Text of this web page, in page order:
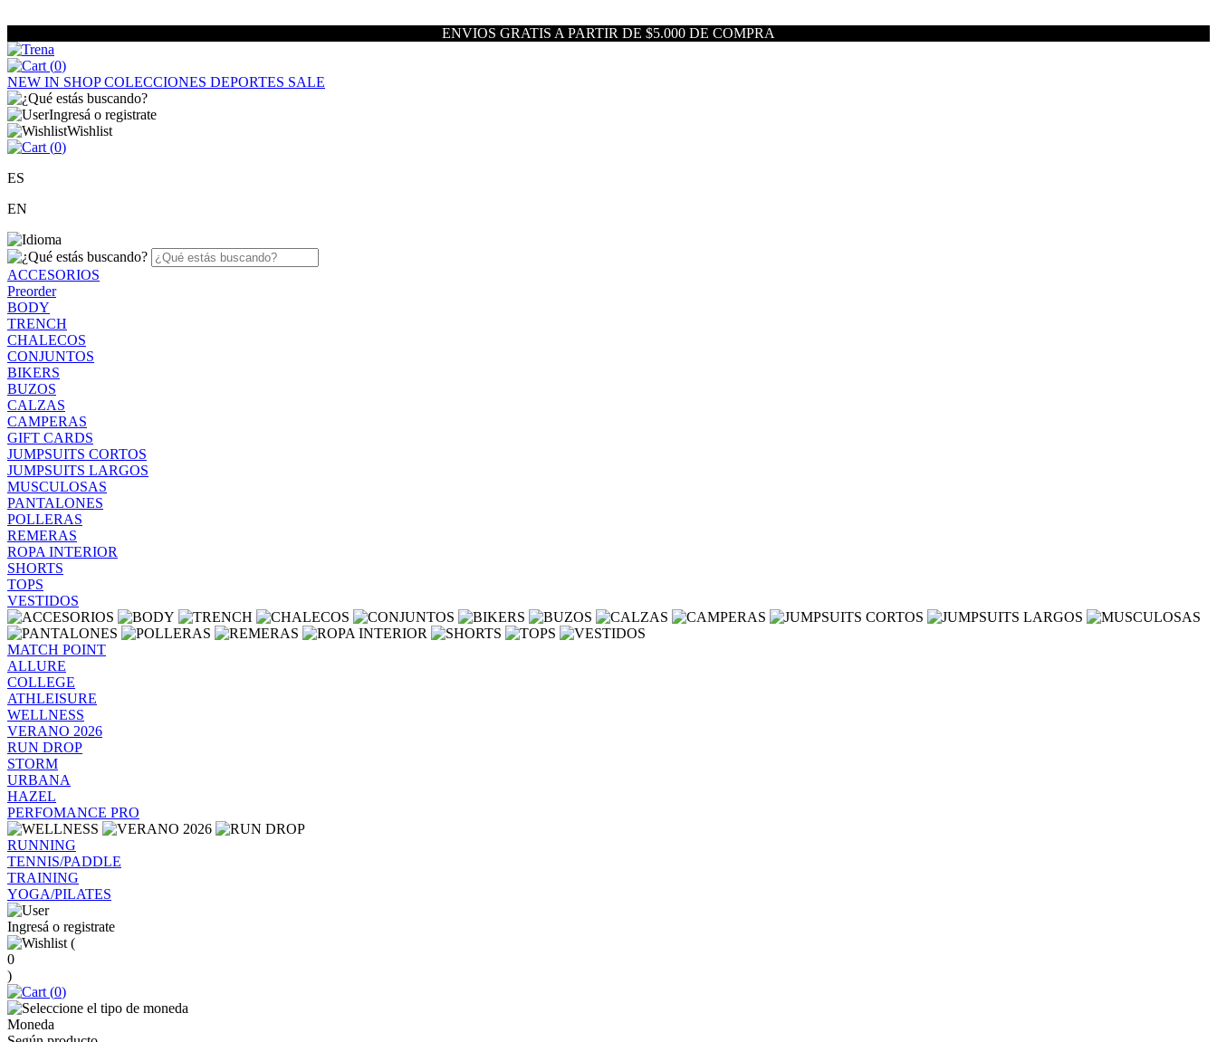
ENVIOS GRATIS A PARTIR DE $5.000 DE COMPRA
(0)
NEW IN SHOPCOLECCIONES DEPORTES SALE
Ingresá o registrate
Wishlist
(0)
ES
EN
ACCESORIOS
Preorder
BODY
TRENCH
CHALECOS
CONJUNTOS
BIKERS
BUZOS
CALZAS
CAMPERAS
GIFT CARDS
JUMPSUITS CORTOS
JUMPSUITS LARGOS
MUSCULOSAS
PANTALONES
POLLERAS
REMERAS
ROPA INTERIOR
SHORTS
TOPS
VESTIDOS
MATCH POINT
ALLURE
COLLEGE
ATHLEISURE
WELLNESS
VERANO 2026
RUN DROP
STORM
URBANA
HAZEL
PERFOMANCE PRO
RUNNING
TENNIS/PADDLE
TRAINING
YOGA/PILATES
Ingresá o registrate
(
0
)
(0)
Moneda